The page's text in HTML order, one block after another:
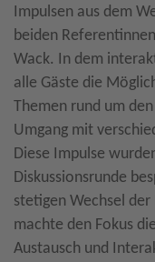
Impulsen aus dem
beiden
Wack. In dem
alle Gäste die
Themen rund um
Umgang mit
Diese Impulse
Diskussionsrunde
stetigen Wechsel
machte den Fokus
Austausch und